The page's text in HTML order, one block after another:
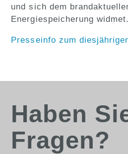
und sich dem
Energiespeicherung widmet.
Presseinfo zum
Haben
Fragen?